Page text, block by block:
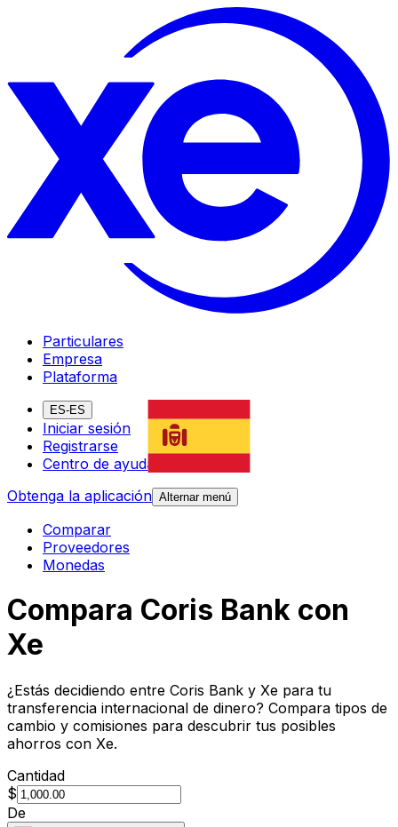
Particulares
Empresa
Plataforma
ES-ES
Iniciar sesión
Registrarse
Centro de ayuda
Obtenga la aplicación Alternar menú
Comparar
Proveedores
Monedas
Compara Coris Bank con
Xe
¿Estás decidiendo entre Coris Bank y Xe para tu
transferencia internacional de dinero? Compara tipos de
cambio y comisiones para descubrir tus posibles
ahorros con Xe.
Cantidad
$
De